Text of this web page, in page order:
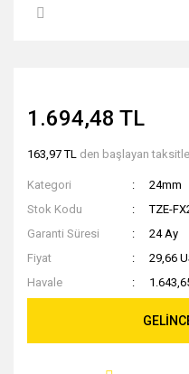
1.694,48 TL
163,97 TL den başlayan
Kategori
24mm
Stok Kodu
TZE-
Garanti Süresi
24 Ay
Fiyat
29,66
Havale